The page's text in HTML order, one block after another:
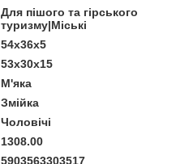
Для пішого та гірського
туризму|Міські
54х36х5
53х30х15
М'яка
Змійка
Чоловічі
1308.00
5903563303517